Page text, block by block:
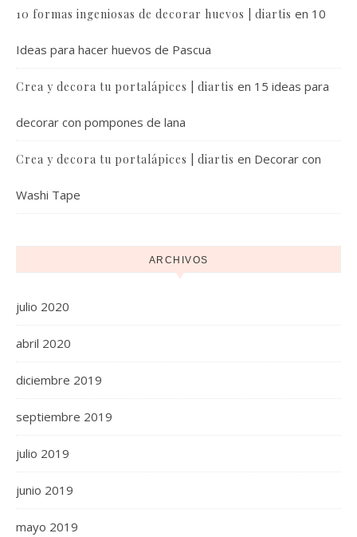
10 formas ingeniosas de decorar huevos | diartis en 10
Ideas para hacer huevos de Pascua
Crea y decora tu portalápices | diartis en 15 ideas para
decorar con pompones de lana
Crea y decora tu portalápices | diartis en Decorar con
Washi Tape
ARCHIVOS
julio 2020
abril 2020
diciembre 2019
septiembre 2019
julio 2019
junio 2019
mayo 2019